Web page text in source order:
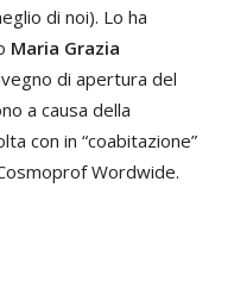
di noi). Lo ha
Maria Grazia
di apertura del
a causa della
con in “coabitazione”
Wordwide.